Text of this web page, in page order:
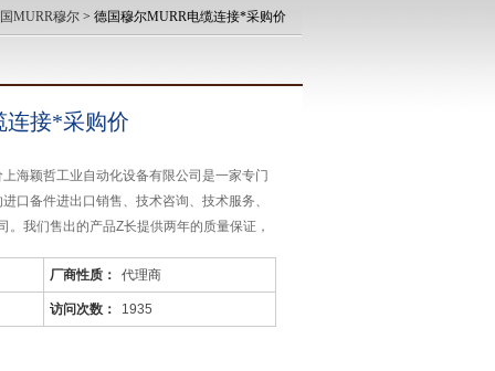
MURR穆尔 > 德国穆尔MURR电缆连接*采购价
连接*采购价
海颖哲工业自动化设备有限公司是一家专门
口备件进出口销售、技术咨询、技术服务、
。我们售出的产品Z长提供两年的质量保证，
厂商性质：
代理商
访问次数： 1935